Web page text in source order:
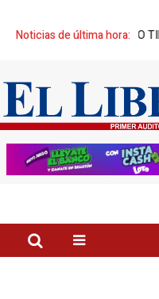
Noticias de última hora:
TIENE UN ALIADO EN